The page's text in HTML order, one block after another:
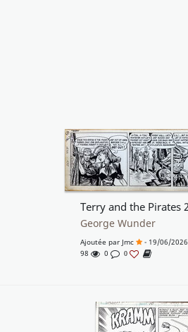
George Wunder
Ajoutée par Jmc
- 19/06/2026
98
0 0